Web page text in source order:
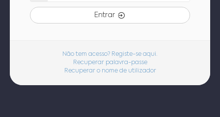
Entrar
Não tem acesso? Registe-se aqui.
Recuperar palavra-passe
Recuperar o nome de utilizador